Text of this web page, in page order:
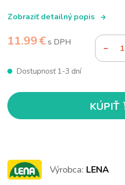
Zobraziť detailný popis
11.99 €s DPH
Dostupnosť 1-3 dní
KÚPIŤ
Výrobca: LENA